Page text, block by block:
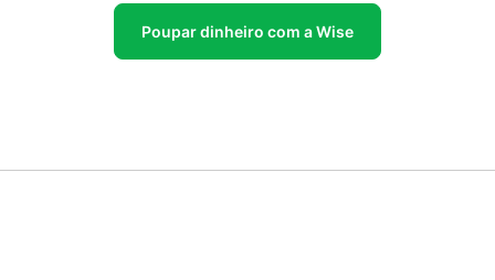
Poupar dinheiro com a Wise